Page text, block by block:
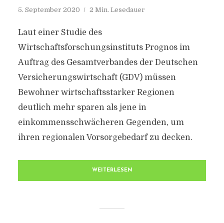
5. September 2020 2 Min. Lesedauer
Laut einer Studie des
Wirtschaftsforschungsinstituts Prognos im
Auftrag des Gesamtverbandes der Deutschen
Versicherungswirtschaft (GDV) müssen
Bewohner wirtschaftsstarker Regionen
deutlich mehr sparen als jene in
einkommensschwächeren Gegenden, um
ihren regionalen Vorsorgebedarf zu decken.
WEITERLESEN